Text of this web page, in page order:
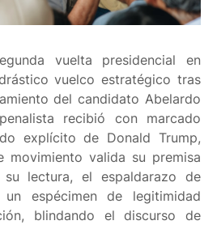
vuelta presidencial en
vuelco estratégico tras
del candidato Abelardo
recibió con marcado
explícito de Donald Trump,
movimiento valida su premisa
lectura, el espaldarazo de
un espécimen de legitimidad
blindando el discurso de